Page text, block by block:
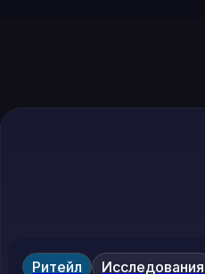
Ритейл Исследования